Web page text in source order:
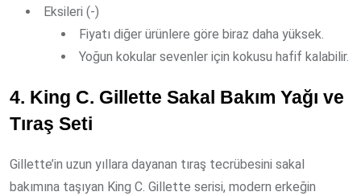
Eksileri (-)
Fiyatı diğer ürünlere göre biraz daha yüksek.
Yoğun kokular sevenler için kokusu hafif kalabilir.
4. King C. Gillette Sakal Bakım Yağı ve
Tıraş Seti
Gillette’in uzun yıllara dayanan tıraş tecrübesini sakal
bakımına taşıyan King C. Gillette serisi, modern erkeğin